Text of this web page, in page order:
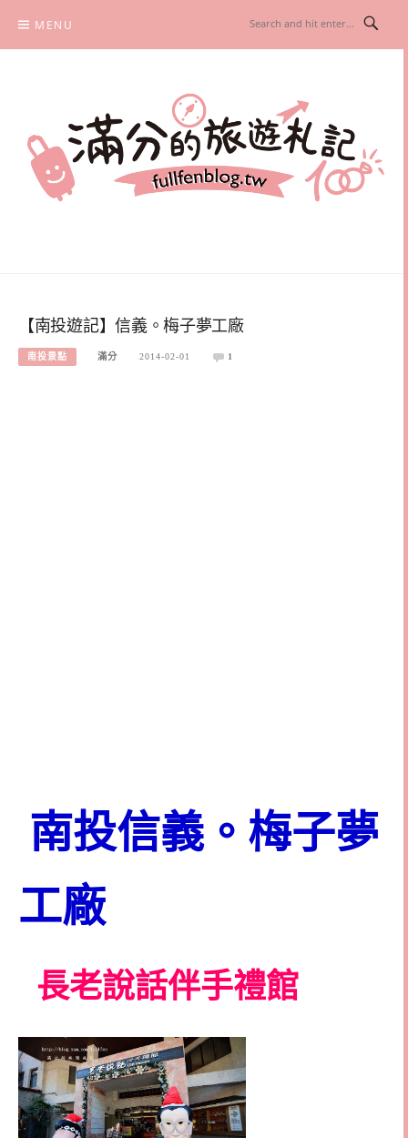
content
MENU
【南投遊記】信義。梅子夢工廠
南投景點 滿分 2014-02-01 1
南投信義。梅子夢
工廠
長老說話伴手禮館